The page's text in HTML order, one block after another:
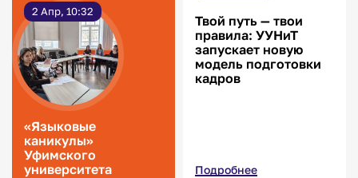
2 Апр, 10:32
«Языковые
каникулы»
Уфимского
университета
Твой путь — твои
правила: УУНиТ
запускает новую
модель подготовки
кадров
Подробнее